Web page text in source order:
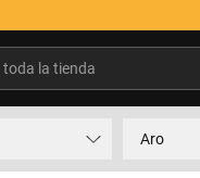
Aro